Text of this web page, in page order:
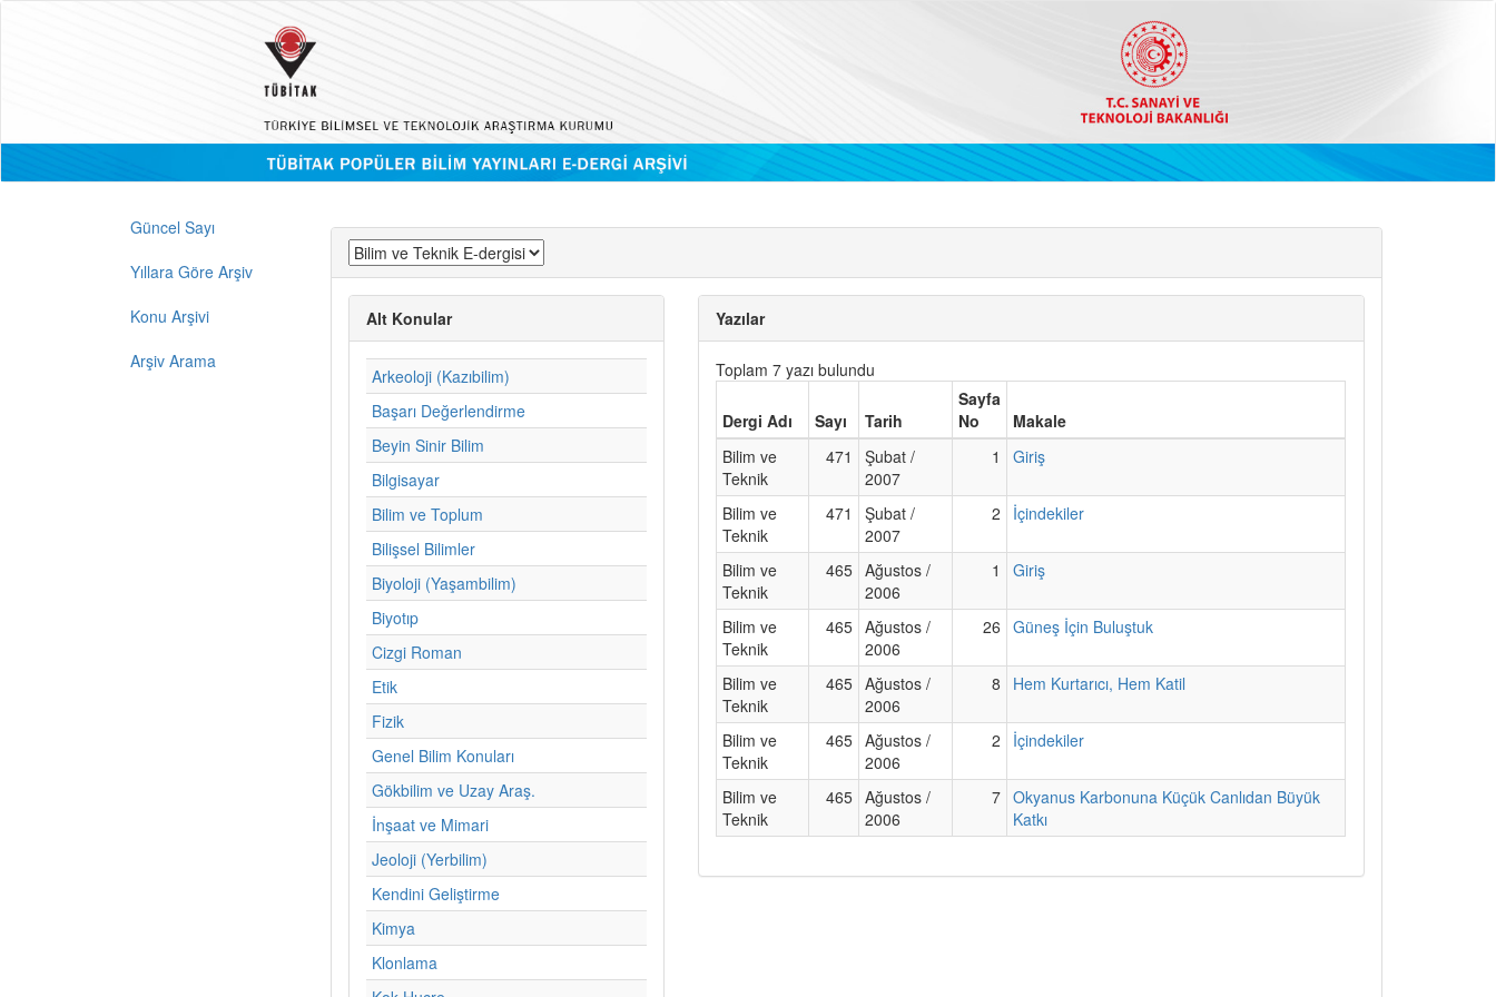
Güncel Sayı
Yıllara Göre Arşiv
Konu Arşivi
Arşiv Arama
Alt Konular
Arkeoloji (Kazıbilim)
Başarı Değerlendirme
Beyin Sinir Bilim
Bilgisayar
Bilim ve Toplum
Bilişsel Bilimler
Biyoloji (Yaşambilim)
Biyotıp
Cizgi Roman
Etik
Fizik
Genel Bilim Konuları
Gökbilim ve Uzay Araş.
İnşaat ve Mimari
Jeoloji (Yerbilim)
Kendini Geliştirme
Kimya
Klonlama
Yazılar
Toplam 7 yazı bulundu
Dergi Adı Sayı Tarih
Sayfa
No
Makale
Bilim ve
Teknik
471
Şubat /
2007
1 Giriş
Bilim ve
Teknik
471
Şubat /
2007
2 İçindekiler
Bilim ve
Teknik
465 Ağustos /
2006
1 Giriş
Bilim ve
Teknik
465 Ağustos /
2006
26 Güneş İçin Buluştuk
Bilim ve
Teknik
465 Ağustos /
2006
8 Hem Kurtarıcı, Hem Katil
Bilim ve
Teknik
465 Ağustos /
2006
2 İçindekiler
Bilim ve
Teknik
465 Ağustos /
2006
7 Okyanus Karbonuna Küçük Canlıdan Büyük
Katkı